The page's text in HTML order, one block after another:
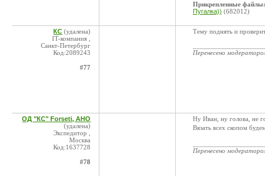
Прикрепленные файлы:
Пугалка)) (682012)
КС (удалена)
IT-компания ,
Санкт-Петербург
Код:2089243
#77
Тему поднять и
Перенесено
ОД "КС" Forseti, АНО
(удалена)
Экспедитор ,
Москва
Код:1637728
#78
Ну Иван, ну голова, не
Вязать всех скопом
Перенесено